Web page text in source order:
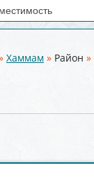
Хаммам » Район »